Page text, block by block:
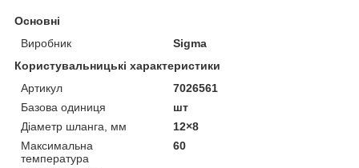
Основні
Виробник
Sigma
Користувальницькі характеристики
Артикул
7026561
Базова одиниця
шт
Діаметр шланга, мм
12×8
Максимальна
температура
60